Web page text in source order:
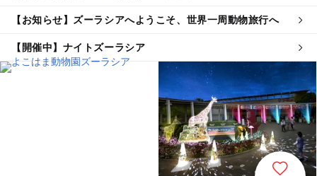
【お知らせ】ズーラシアへようこそ、世界一周動物旅行へ
【開催中】ナイトズーラシア